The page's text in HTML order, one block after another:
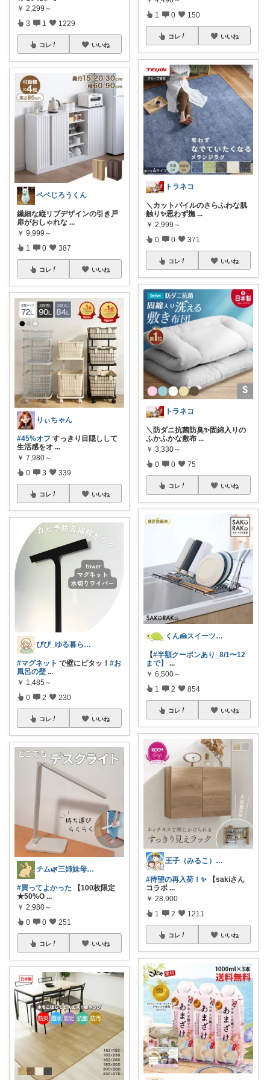
￥ 2,299～
3 1 1229
コレ いいね
ペペじろうくん
繊細な縦リブデザインの引き戸
扉がおしゃれな ...
￥ 9,999～
1 0 387
コレ いいね
りぃちゃん
#45%オフ すっきり目隠しして
生活感をオ ...
￥ 7,980～
0 3 339
コレ いいね
ぴぴ_ゆる暮らし🌿
#マグネット で壁にピタッ！ #お
風呂の壁 ...
￥ 1,485～
0 2 230
コレ いいね
チム🌿三姉妹母ちゃん
#買ってよかった 【100枚限定
★50%O ...
￥ 2,980～
0 0 251
コレ いいね
1 0 150
コレ いいね
トラネコ
＼カットパイルのさらふわな肌
触り✨思わず撫 ...
￥ 2,999～
0 0 371
コレ いいね
トラネコ
＼防ダニ抗菌防臭✨固綿入りの
ふかふかな敷布 ...
￥ 3,330～
0 0 75
コレ いいね
くん🍰スイーツ＆暮らし
【#半額クーポンあり_8/1〜12
まで】
...
￥ 6,500～
1 2 854
コレ いいね
王子（みるこ）👑便利グッズ×QOL向上
#待望の再入荷！✨️ 【sakiさん
コラボ ...
￥ 28,900
1 2 1211
コレ いいね